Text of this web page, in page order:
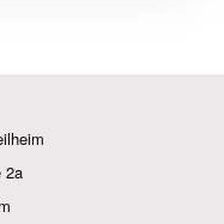
2a